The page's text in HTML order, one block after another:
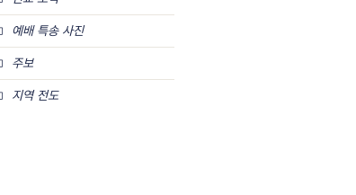
예배 특송 사진
주보
지역 전도